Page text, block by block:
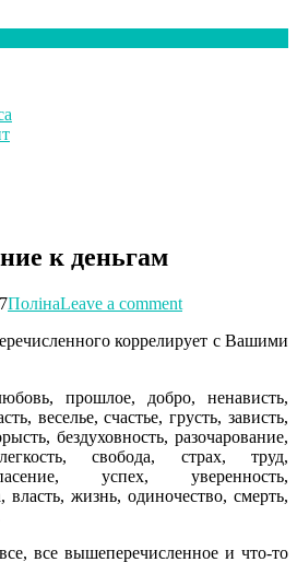
к деньгам
ПолінаLeave a comment
коррелирует с Вашими
прошлое, добро, ненависть,
веселье, счастье, грусть, зависть,
бездуховность, разочарование,
свобода, страх, труд,
успех, уверенность,
власть, жизнь, одиночество, смерть,
все вышеперечисленное и что-то